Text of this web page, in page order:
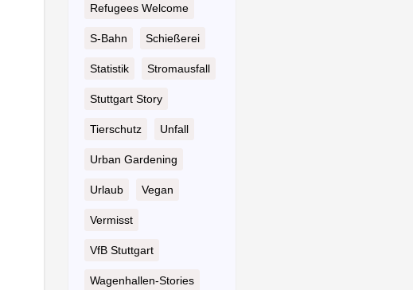
Refugees Welcome
S-Bahn Schießerei
Statistik Stromausfall
Stuttgart Story
Tierschutz Unfall
Urban Gardening
Urlaub Vegan
Vermisst
VfB Stuttgart
Wagenhallen-Stories